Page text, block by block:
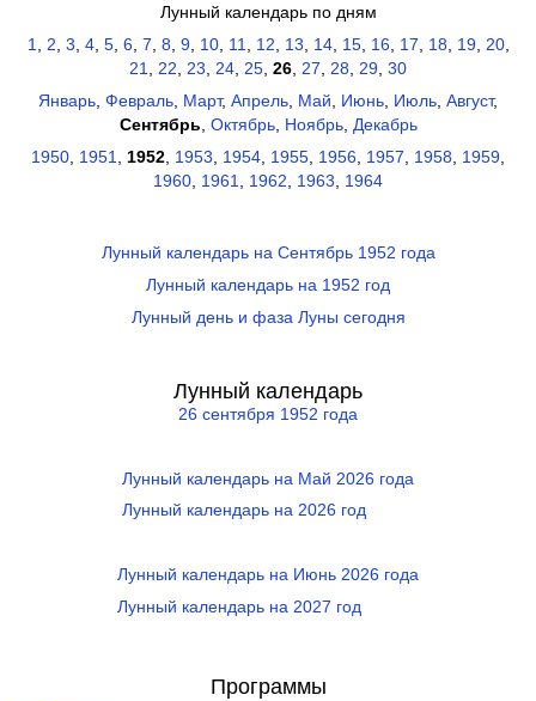
Лунный календарь по дням
1
2 3 4, 5, 6, 7 8 9, 10, 11 12 13 14, 15, 16, 17 18 19, 20,
21
22 23 24 25 26 27 28 29 30
Январь Февраль Март, Апрель Май Июнь Июль Август,
Сентябрь Октябрь, Ноябрь, Декабрь
1950 1951 1952 1953 1954 1955 1956 1957 1958 1959
1960 1961 1962 1963 1964
Лунный календарь на Сентябрь 1952 года
Лунный календарь на 1952 год
Лунный день и фаза Луны сегодня
Лунный календарь
26 сентября 1952 года
Лунный календарь на Май 2026 года
Лунный календарь на 2026 год
Лунный календарь на Июнь 2026 года
Лунный календарь на 2027 год
Программы